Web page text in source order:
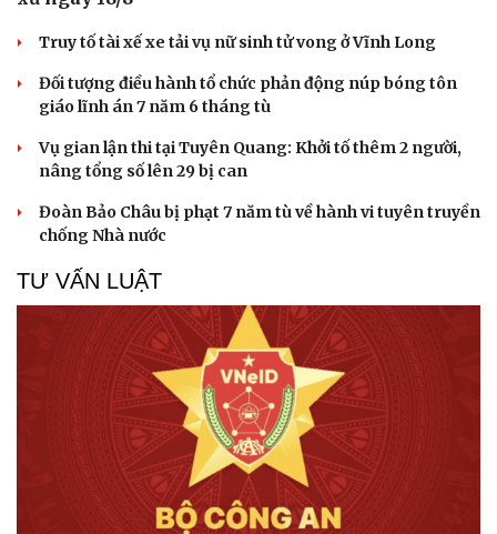
Truy tố tài xế xe tải vụ nữ sinh tử vong ở Vĩnh Long
Đối tượng điều hành tổ chức phản động núp bóng tôn
giáo lĩnh án 7 năm 6 tháng tù
Vụ gian lận thi tại Tuyên Quang: Khởi tố thêm 2 người,
nâng tổng số lên 29 bị can
Đoàn Bảo Châu bị phạt 7 năm tù về hành vi tuyên truyền
chống Nhà nước
TƯ VẤN LUẬT